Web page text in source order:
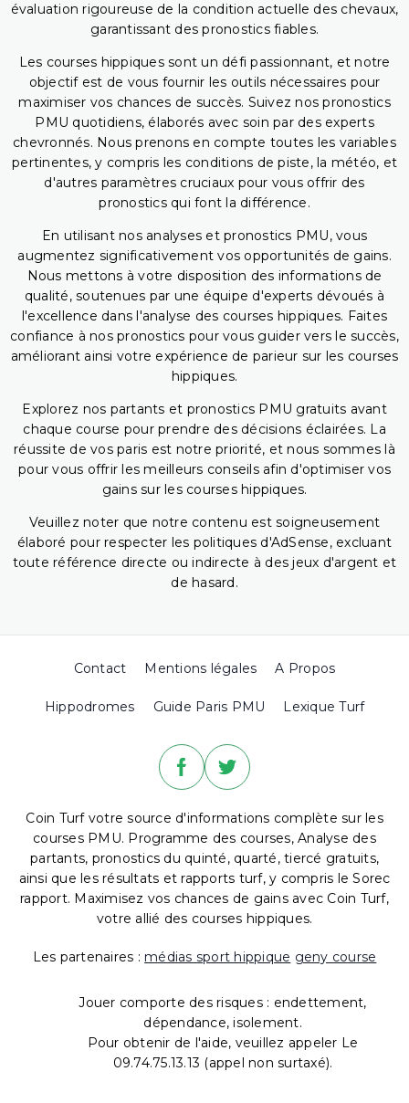
évaluation rigoureuse de la condition actuelle des chevaux,
garantissant des pronostics fiables.
Les courses hippiques sont un défi passionnant, et notre
objectif est de vous fournir les outils nécessaires pour
maximiser vos chances de succès. Suivez nos pronostics
PMU quotidiens, élaborés avec soin par des experts
chevronnés. Nous prenons en compte toutes les variables
pertinentes, y compris les conditions de piste, la météo, et
d'autres paramètres cruciaux pour vous offrir des
pronostics qui font la différence.
En utilisant nos analyses et pronostics PMU, vous
augmentez significativement vos opportunités de gains.
Nous mettons à votre disposition des informations de
qualité, soutenues par une équipe d'experts dévoués à
l'excellence dans l'analyse des courses hippiques. Faites
confiance à nos pronostics pour vous guider vers le succès,
améliorant ainsi votre expérience de parieur sur les courses
hippiques.
Explorez nos partants et pronostics PMU gratuits avant
chaque course pour prendre des décisions éclairées. La
réussite de vos paris est notre priorité, et nous sommes là
pour vous offrir les meilleurs conseils afin d'optimiser vos
gains sur les courses hippiques.
Veuillez noter que notre contenu est soigneusement
élaboré pour respecter les politiques d'AdSense, excluant
toute référence directe ou indirecte à des jeux d'argent et
de hasard.
Contact Mentions légales A Propos
Hippodromes Guide Paris PMU Lexique Turf
Coin Turf votre source d'informations complète sur les
courses PMU. Programme des courses, Analyse des
partants, pronostics du quinté, quarté, tiercé gratuits,
ainsi que les résultats et rapports turf, y compris le Sorec
rapport. Maximisez vos chances de gains avec Coin Turf,
votre allié des courses hippiques.
Les partenaires : médias sport hippique geny course
Jouer comporte des risques : endettement,
dépendance, isolement.
Pour obtenir de l'aide, veuillez appeler Le
09.74.75.13.13 (appel non surtaxé).